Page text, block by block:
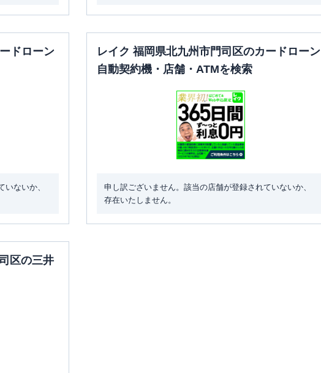
ドローン
ないか、
レイク 福岡県北九州市門司区のカードローン
自動契約機・店舗・ATMを検索
申し訳ございません。該当の店舗が登録されていないか、
存在いたしません。
区の三井